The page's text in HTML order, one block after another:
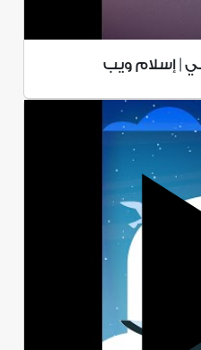
| إسلام ويب